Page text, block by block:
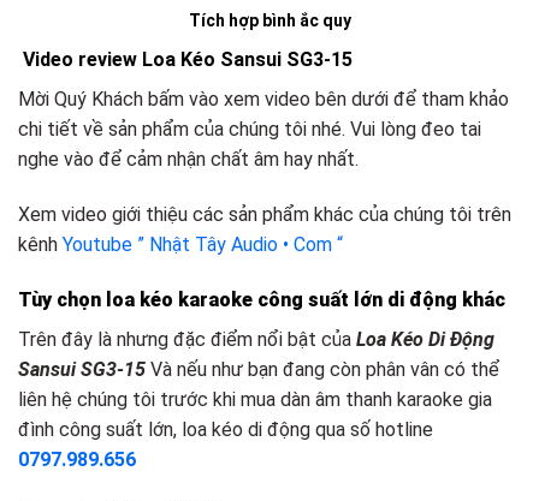
Tích hợp bình ắc quy
Video review Loa Kéo Sansui SG3-15
Mời Quý Khách bấm vào xem video bên dưới để tham khảo
chi tiết về sản phẩm của chúng tôi nhé. Vui lòng đeo tai
nghe vào để cảm nhận chất âm hay nhất.
Xem video giới thiệu các sản phẩm khác của chúng tôi trên
kênh Youtube ” Nhật Tây Audio • Com “
Tùy chọn loa kéo karaoke công suất lớn d i động khác
Trên đây là nhưng đặc điểm nổi bật của Loa Kéo Di Động
Sansui SG3-15 Và nếu như bạn đang còn phân vân có thể
liên hệ chúng tôi trước khi mua dàn âm thanh karaoke gia
đình công suất lớn, loa kéo di động qua số hotline
0797.989.656